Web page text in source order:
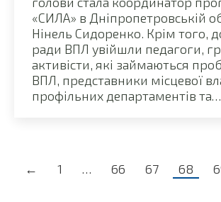
«СИЛА» в Дніпропетровській
Нінель Сидоренко. Крім того,
ради ВПЛ увійшли педагоги,
активісти, які займаються
ВПЛ, представники місцевої
профільних департаментів та…
← 1 … 66 67 68